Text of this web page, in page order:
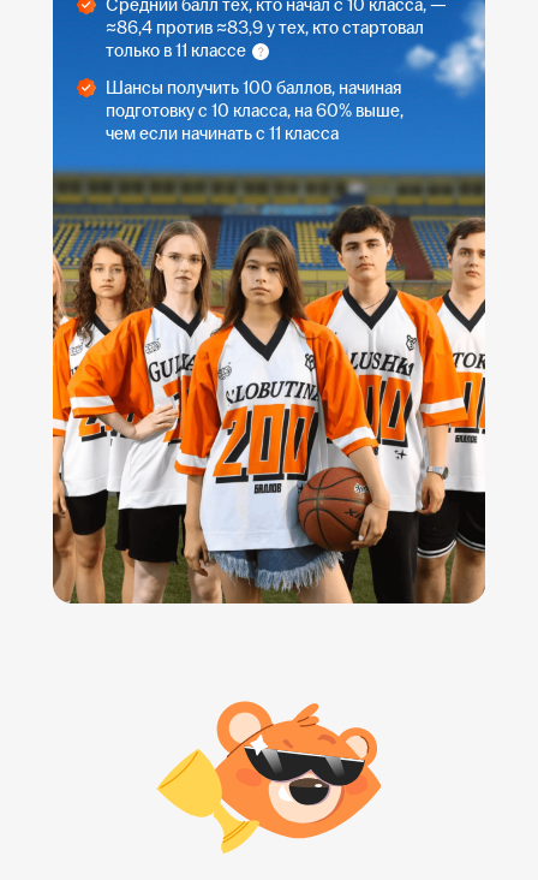
Средний балл тех, кто начал с 10 класса, —
≈86,4 против ≈83,9 у тех, кто стартовал
только в 11 классе
Шансы получить 100 баллов, начиная
подготовку с 10 класса, на 60% выше,
чем если начинать с 11 класса